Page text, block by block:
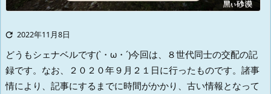
 2022年11月8日
どうもシェナベルです(`・ω・´)今回は、８世代同士の交配の記
録です。 なお、２０２０年９月２１日に行ったものです。 諸事
情により、記事にするまでに時間がかかり、古い情報となって